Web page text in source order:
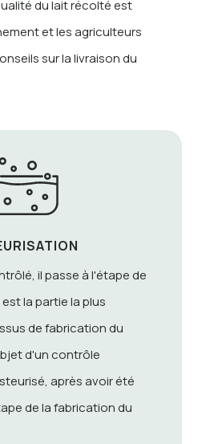
du lait récolté est
et les agriculteurs
sur la livraison du
il passe à l'étape de
la partie la plus
de fabrication du
d'un contrôle
après avoir été
de la fabrication du